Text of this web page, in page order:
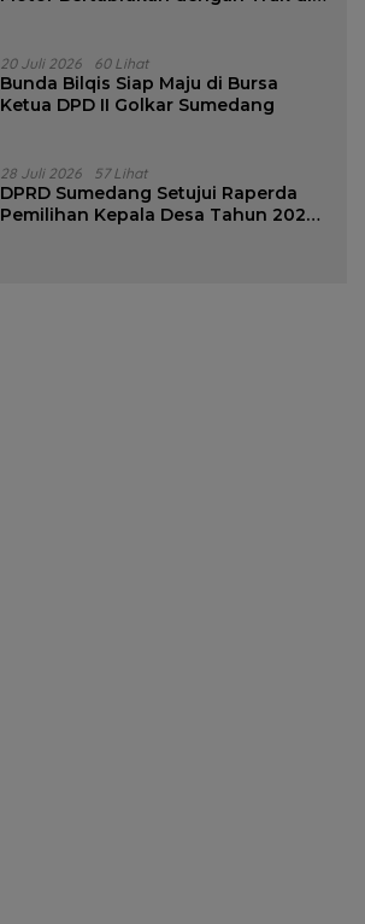
20 Juli 2026 60 Lihat
Bunda Bilqis Siap Maju di Bursa
Ketua DPD II Golkar Sumedang
28 Juli 2026 57 Lihat
DPRD Sumedang Setujui Raperda
Pemilihan Kepala Desa Tahun 2026